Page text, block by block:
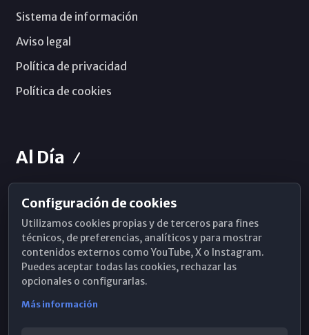
Sistema de información
Aviso legal
Política de privacidad
Política de cookies
Al Día
Horarios de Misa
Hemeroteca
WhatsApp
Configuración de cookies
Utilizamos cookies propias y de terceros para fines
técnicos, de preferencias, analíticos y para mostrar
contenidos externos como YouTube, X o Instagram.
Puedes aceptar todas las cookies, rechazar las
opcionales o configurarlas.
Más información